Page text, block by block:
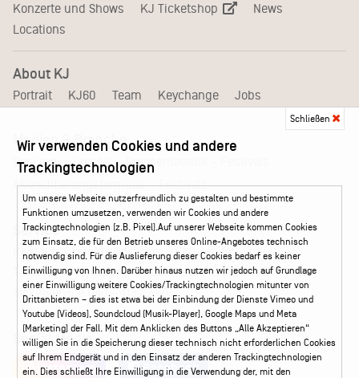
Konzerte und Shows KJ Ticketshop
News
Locations
About KJ
Portrait KJ60 Team Keychange Jobs
Medien & Branche
Booking Presse
Pressematerial – Festivals
Akkreditierungsformular – Festivals
Service
Kontakt Leichte Sprache
FAQ / Hilfe
Ticketshop Hamburg
Gutscheine
Callback-Service
Ticketservice 040 - 413 22 60
Social Media
Instagram Facebook
Schließen
Wir verwenden Cookies und andere
Trackingtechnologien
Um unsere Webseite nutzerfreundlich zu gestalten und bestimmte
Funktionen umzusetzen, verwenden wir Cookies und andere
Trackingtechnologien (z.B. Pixel).Auf unserer Webseite kommen Cookies
zum Einsatz, die für den Betrieb unseres Online-Angebotes technisch
notwendig sind. Für die Auslieferung dieser Cookies bedarf es keiner
Einwilligung von Ihnen. Darüber hinaus nutzen wir jedoch auf Grundlage
einer Einwilligung weitere Cookies/Trackingtechnologien mitunter von
Drittanbietern – dies ist etwa bei der Einbindung der Dienste Vimeo und
Youtube (Videos), Soundcloud (Musik-Player), Google Maps und Meta
(Marketing) der Fall. Mit dem Anklicken des Buttons „Alle Akzeptieren“
willigen Sie in die Speicherung dieser technisch nicht erforderlichen Cookies
auf Ihrem Endgerät und in den Einsatz der anderen Trackingtechnologien
ein. Dies schließt Ihre Einwilligung in die Verwendung der, mit den